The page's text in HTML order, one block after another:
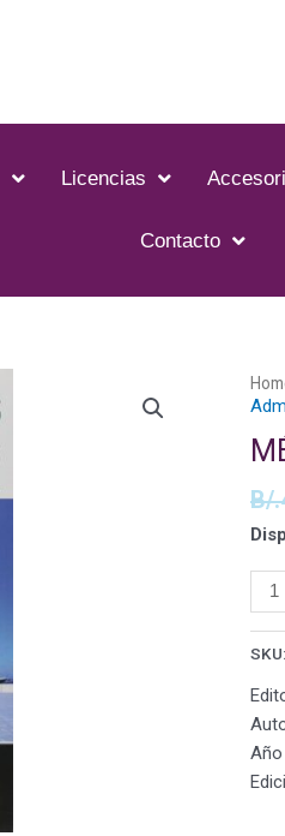
Licencias
Contacto
B/.
SKU:
Año